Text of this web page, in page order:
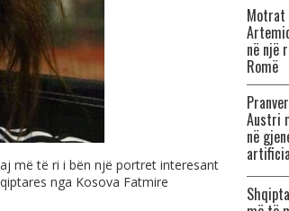
më të ri i bën një portret interesant
nga Kosova Fatmire
Motrat
në një
Romë
Austri
në